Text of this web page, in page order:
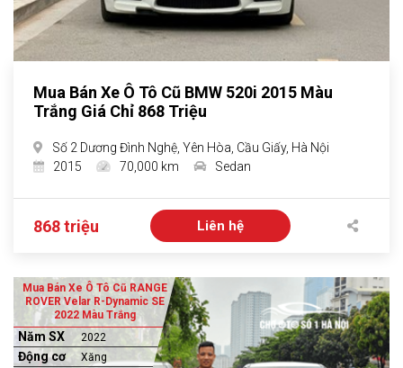
Mua Bán Xe Ô Tô Cũ BMW 520i 2015 Màu
Trắng Giá Chỉ 868 Triệu
Số 2 Dương Đình Nghệ, Yên Hòa, Cầu Giấy, Hà Nội
2015
70,000 km Sedan
868 triệu Liên hệ
Mua Bán Xe Ô Tô Cũ RANGE
ROVER Velar R-Dynamic SE
2022 Màu Trắng
Năm SX 2022
Động cơ Xăng